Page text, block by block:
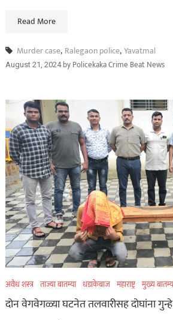
Read More
Murder case, Ralegaon police,Yavatmal
August 21, 2024byPolicekaka Crime Beat News
अवैध शस्त्र ताज्या बातम्या धडाकेबाज महाराष्ट्र मुख्य
दोन वेगवेगळ्या घटनेत तलवारीसह दोघांना